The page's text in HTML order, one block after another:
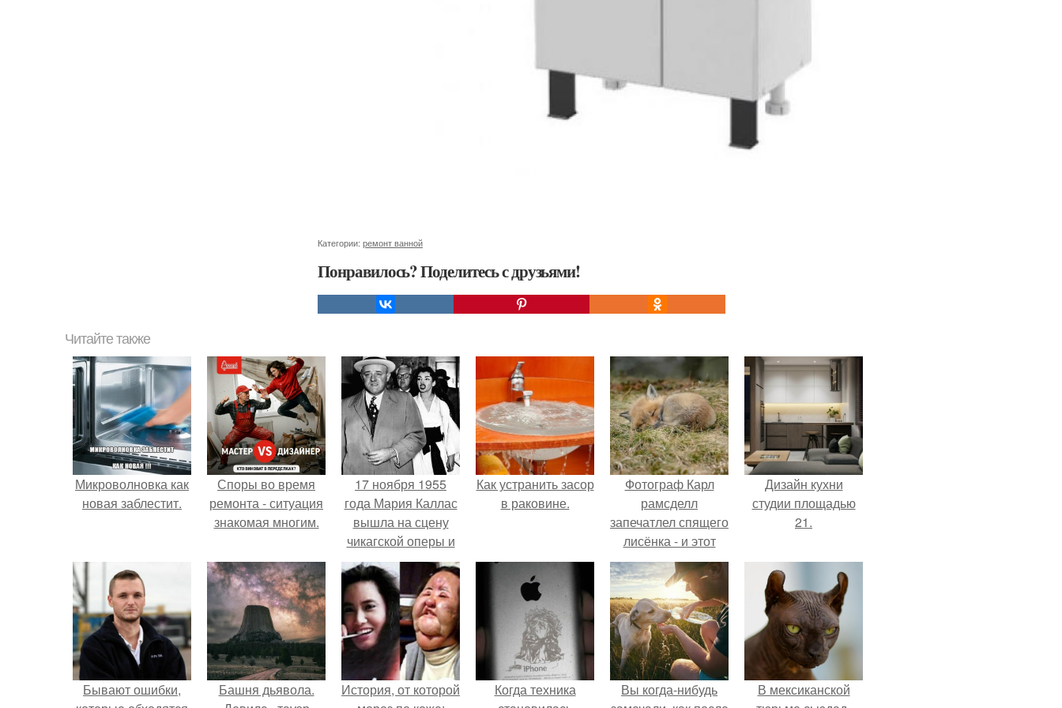
Категории: ремонт ванной
Понравилось? Поделитесь с друзьями!
Читайте также
Микроволновка как
новая заблестит.
Споры во время
ремонта - ситуация
знакомая многим.
17 ноября 1955
года Мария Каллас
вышла на сцену
чикагской оперы и
сорвала овации.
Как устранить засор
в раковине.
Фотограф Карл
рамсделл
запечатлел спящего
лисёнка - и этот
кадр способен
растопить даже
самое суровое
сердце.
Дизайн кухни
студии площадью
21.
Бывают ошибки,
Башня дьявола.
История, от которой
Когда техника
Вы когда-нибудь
В мексиканской